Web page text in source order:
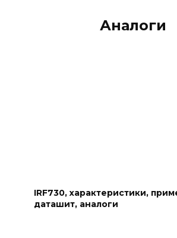
Аналоги
IRF730, характеристики,
даташит, аналоги